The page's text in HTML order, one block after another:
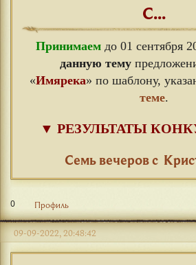
С...
Принимаем до 01 сентября
данную тему
«Имярека» по шаблону,
теме.
▼ РЕЗУЛЬТАТЫ
Семь вечеров с
0 Профиль
09-09-2022, 20:48:42